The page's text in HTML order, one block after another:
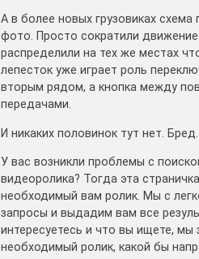
А в более новых грузовиках схема
фото. Просто сократили
распределили на тех же местах
лепесток уже играет роль
вторым рядом, а кнопка между
передачами.
И никаких половинок тут нет. Бред.
У вас возникли проблемы с
видеоролика? Тогда эта
необходимый вам ролик. Мы с
запросы и выдадим вам все
интересуетесь и что вы ищете,
необходимый ролик, какой бы